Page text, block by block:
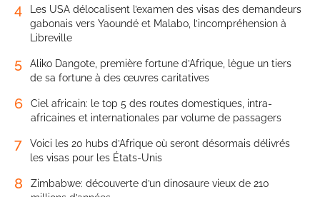
4
Les USA délocalisent l’examen des visas des demandeurs
gabonais vers Yaoundé et Malabo, l’incompréhension à
Libreville
5
Aliko Dangote, première fortune d’Afrique, lègue un tiers
de sa fortune à des œuvres caritatives
6
Ciel africain: le top 5 des routes domestiques, intra-
africaines et internationales par volume de passagers
7
Voici les 20 hubs d’Afrique où seront désormais délivrés
les visas pour les États-Unis
8
Zimbabwe: découverte d’un dinosaure vieux de 210